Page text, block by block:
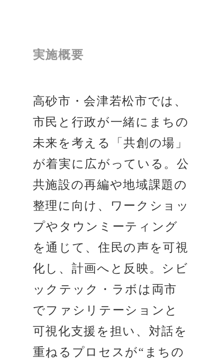
実施概要
高砂市・会津若松市では、
市民と行政が一緒にまちの
未来を考える「共創の場」
が着実に広がっている。公
共施設の再編や地域課題の
整理に向け、ワークショッ
プやタウンミーティング
を通じて、住民の声を可視
化し、計画へと反映。シビ
ックテック・ラボは両市
でファシリテーションと
可視化支援を担い、対話を
重ねるプロセスが“まちの